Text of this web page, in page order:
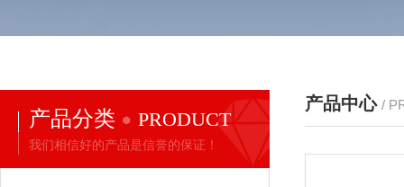
产品分类 PRODUCT
我们相信好的产品是信誉的保证！
产品中心 /